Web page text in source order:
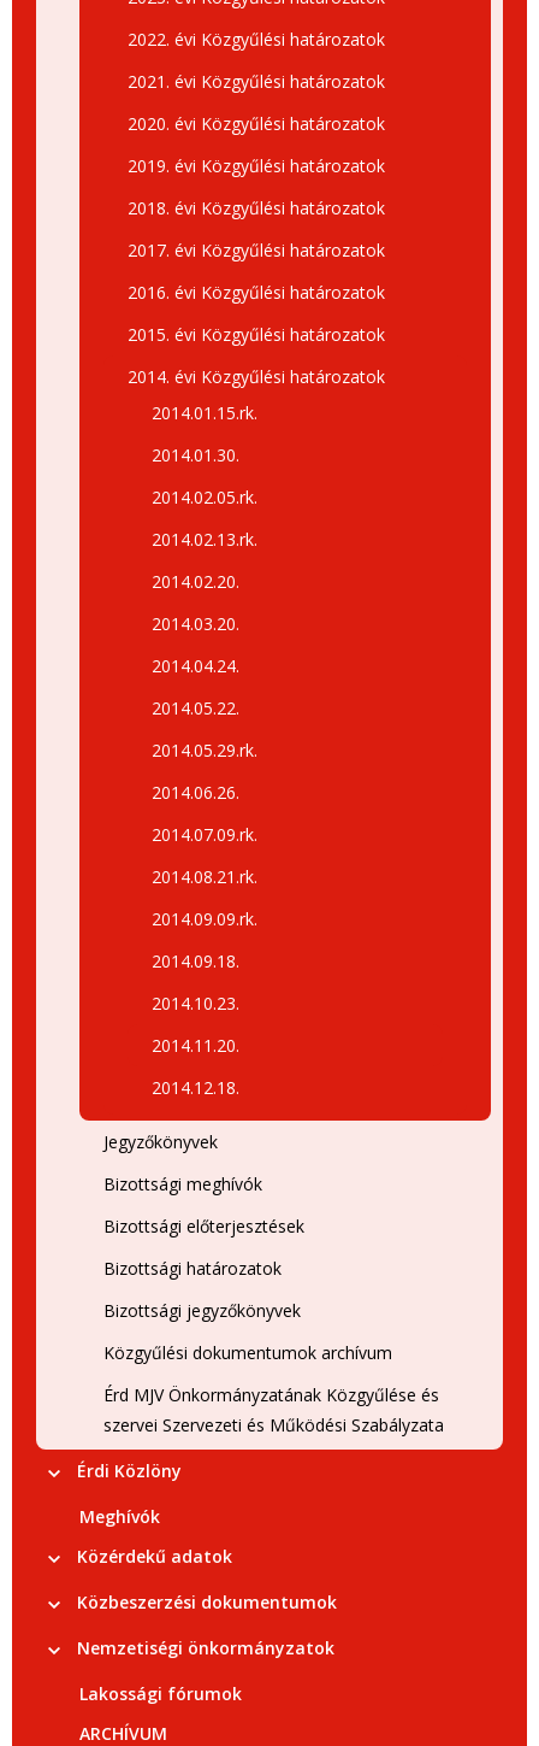
2022. évi Közgyűlési határozatok
2021. évi Közgyűlési határozatok
2020. évi Közgyűlési határozatok
2019. évi Közgyűlési határozatok
2018. évi Közgyűlési határozatok
2017. évi Közgyűlési határozatok
2016. évi Közgyűlési határozatok
2015. évi Közgyűlési határozatok
2014. évi Közgyűlési határozatok
2014.01.15.rk.
2014.01.30.
2014.02.05.rk.
2014.02.13.rk.
2014.02.20.
2014.03.20.
2014.04.24.
2014.05.22.
2014.05.29.rk.
2014.06.26.
2014.07.09.rk.
2014.08.21.rk.
2014.09.09.rk.
2014.09.18.
2014.10.23.
2014.11.20.
2014.12.18.
Jegyzőkönyvek
Bizottsági meghívók
Bizottsági előterjesztések
Bizottsági határozatok
Bizottsági jegyzőkönyvek
Közgyűlési dokumentumok archívum
Érd MJV Önkormányzatának Közgyűlése és
szervei Szervezeti és Működési Szabályzata
Érdi Közlöny
Meghívók
Közérdekű adatok
Közbeszerzési dokumentumok
Nemzetiségi önkormányzatok
Lakossági fórumok
ARCHÍVUM